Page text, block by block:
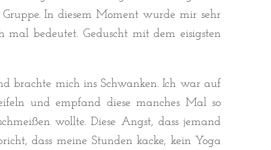
In diesem Moment wurde mir sehr
bedeutet. Geduscht mit dem eisigsten
brachte mich ins Schwanken. Ich war auf
und empfand diese manches Mal so
wollte. Diese Angst, dass jemand
dass meine Stunden kacke, kein Yoga